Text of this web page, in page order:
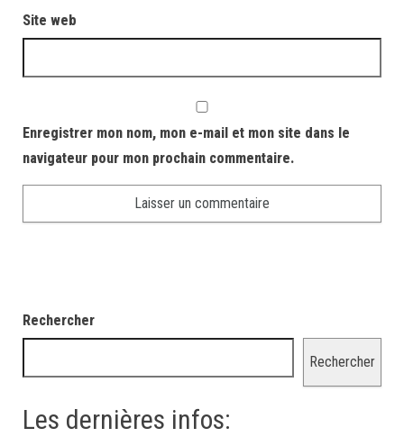
Site web
Enregistrer mon nom, mon e-mail et mon site dans le
navigateur pour mon prochain commentaire.
Rechercher
Rechercher
Les dernières infos: